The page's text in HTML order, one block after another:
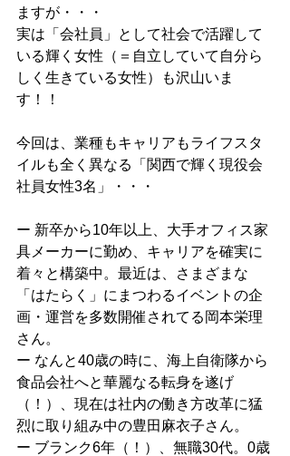
ますが・・・
実は「会社員」として社会で活躍して
いる輝く女性（＝自立していて自分ら
しく生きている女性）も沢山いま
す！！
今回は、業種もキャリアもライフスタ
イルも全く異なる「関西で輝く現役会
社員女性3名」・・・
ー 新卒から10年以上、大手オフィス家
具メーカーに勤め、キャリアを確実に
着々と構築中。最近は、さまざまな
「はたらく」にまつわるイベントの企
画・運営を多数開催されてる岡本栄理
さん。
ー なんと40歳の時に、海上自衛隊から
食品会社へと華麗なる転身を遂げ
（！）、現在は社内の働き方改革に猛
烈に取り組み中の豊田麻衣子さん。
ー ブランク6年（！）、無職30代。0歳